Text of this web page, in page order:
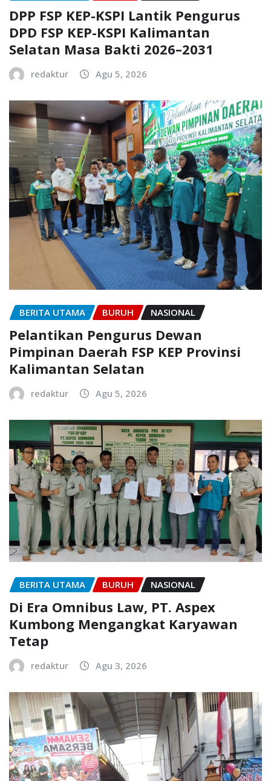
DPP FSP KEP-KSPI Lantik Pengurus
DPD FSP KEP-KSPI Kalimantan
Selatan Masa Bakti 2026–2031
redaktur Agu 5, 2026
BERITA UTAMA BURUH NASIONAL
Pelantikan Pengurus Dewan
Pimpinan Daerah FSP KEP Provinsi
Kalimantan Selatan
redaktur Agu 5, 2026
BERITA UTAMA BURUH NASIONAL
Di Era Omnibus Law, PT. Aspex
Kumbong Mengangkat Karyawan
Tetap
redaktur Agu 3, 2026